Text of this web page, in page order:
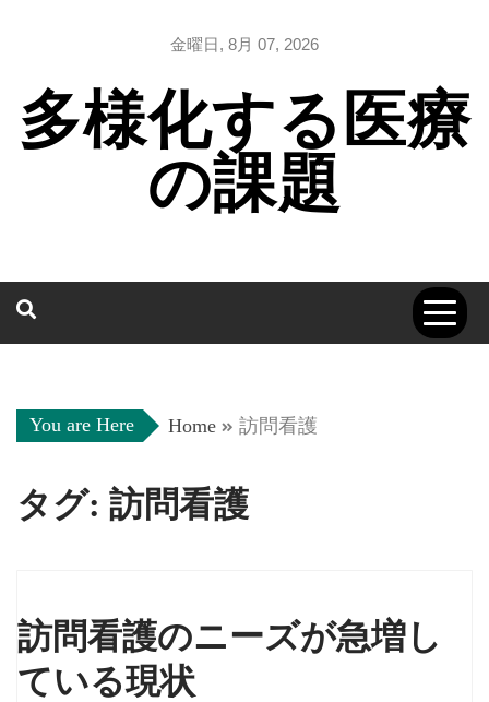
金曜日, 8月 07, 2026
多様化する医療
の課題
You are Here Home 訪問看護
タグ: 訪問看護
訪問看護のニーズが急増し
ている現状